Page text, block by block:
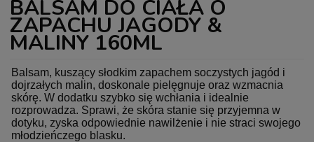
BALSAM DO CIAŁA O
ZAPACHU JAGODY &
MALINY 160ML
Balsam, kuszący słodkim zapachem soczystych jagód i
dojrzałych malin, doskonale pielęgnuje oraz wzmacnia
skórę. W dodatku szybko się wchłania i idealnie
rozprowadza. Sprawi, że skóra stanie się przyjemna w
dotyku, zyska odpowiednie nawilżenie i nie straci swojego
młodzieńczego blasku.